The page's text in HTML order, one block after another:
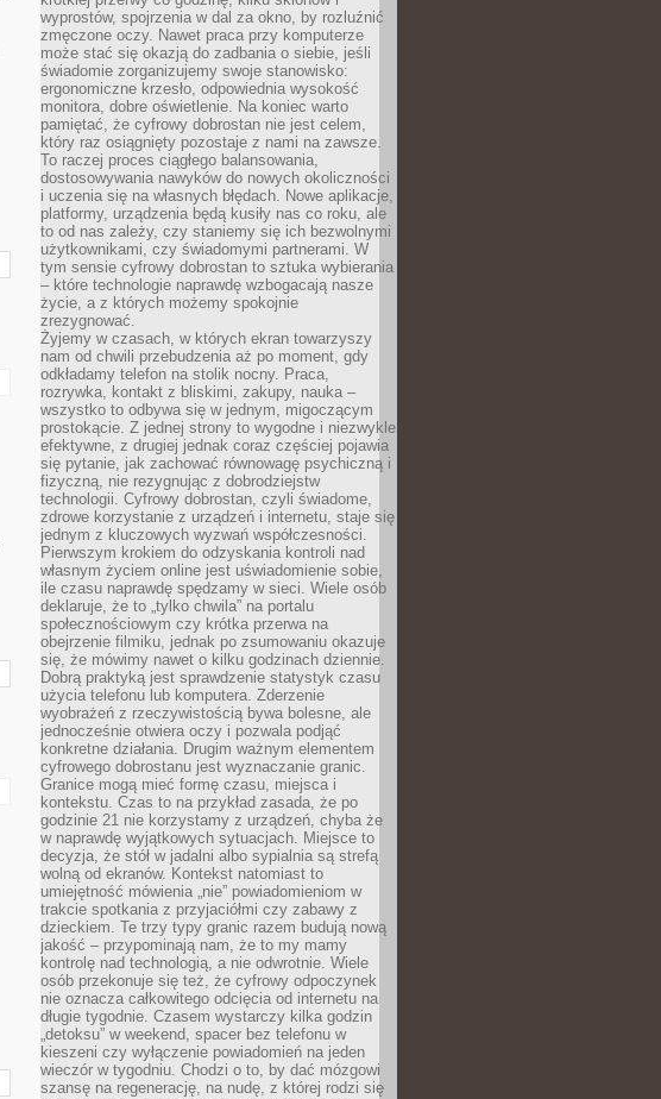
wyprostów, spojrzenia w dal za okno, by rozluźnić
zmęczone oczy. Nawet praca przy komputerze
może stać się okazją do zadbania o siebie, jeśli
świadomie zorganizujemy swoje stanowisko:
ergonomiczne krzesło, odpowiednia wysokość
monitora, dobre oświetlenie. Na koniec warto
pamiętać, że cyfrowy dobrostan nie jest celem,
który raz osiągnięty pozostaje z nami na zawsze.
To raczej proces ciągłego balansowania,
dostosowywania nawyków do nowych okoliczności
i uczenia się na własnych błędach. Nowe aplikacje,
platformy, urządzenia będą kusiły nas co roku, ale
to od nas zależy, czy staniemy się ich bezwolnymi
użytkownikami, czy świadomymi partnerami. W
tym sensie cyfrowy dobrostan to sztuka wybierania
– które technologie naprawdę wzbogacają nasze
życie, a z których możemy spokojnie
zrezygnować.
Żyjemy w czasach, w których ekran towarzyszy
nam od chwili przebudzenia aż po moment, gdy
odkładamy telefon na stolik nocny. Praca,
rozrywka, kontakt z bliskimi, zakupy, nauka –
wszystko to odbywa się w jednym, migoczącym
prostokącie. Z jednej strony to wygodne i niezwykle
efektywne, z drugiej jednak coraz częściej pojawia
się pytanie, jak zachować równowagę psychiczną i
fizyczną, nie rezygnując z dobrodziejstw
technologii. Cyfrowy dobrostan, czyli świadome,
zdrowe korzystanie z urządzeń i internetu, staje się
jednym z kluczowych wyzwań współczesności.
Pierwszym krokiem do odzyskania kontroli nad
własnym życiem online jest uświadomienie sobie,
ile czasu naprawdę spędzamy w sieci. Wiele osób
deklaruje, że to „tylko chwila” na portalu
społecznościowym czy krótka przerwa na
obejrzenie filmiku, jednak po zsumowaniu okazuje
się, że mówimy nawet o kilku godzinach dziennie.
Dobrą praktyką jest sprawdzenie statystyk czasu
użycia telefonu lub komputera. Zderzenie
wyobrażeń z rzeczywistością bywa bolesne, ale
jednocześnie otwiera oczy i pozwala podjąć
konkretne działania. Drugim ważnym elementem
cyfrowego dobrostanu jest wyznaczanie granic.
Granice mogą mieć formę czasu, miejsca i
kontekstu. Czas to na przykład zasada, że po
godzinie 21 nie korzystamy z urządzeń, chyba że
w naprawdę wyjątkowych sytuacjach. Miejsce to
decyzja, że stół w jadalni albo sypialnia są strefą
wolną od ekranów. Kontekst natomiast to
umiejętność mówienia „nie” powiadomieniom w
trakcie spotkania z przyjaciółmi czy zabawy z
dzieckiem. Te trzy typy granic razem budują nową
jakość – przypominają nam, że to my mamy
kontrolę nad technologią, a nie odwrotnie. Wiele
osób przekonuje się też, że cyfrowy odpoczynek
nie oznacza całkowitego odcięcia od internetu na
długie tygodnie. Czasem wystarczy kilka godzin
„detoksu” w weekend, spacer bez telefonu w
kieszeni czy wyłączenie powiadomień na jeden
wieczór w tygodniu. Chodzi o to, by dać mózgowi
szansę na regenerację, na nudę, z której rodzi się